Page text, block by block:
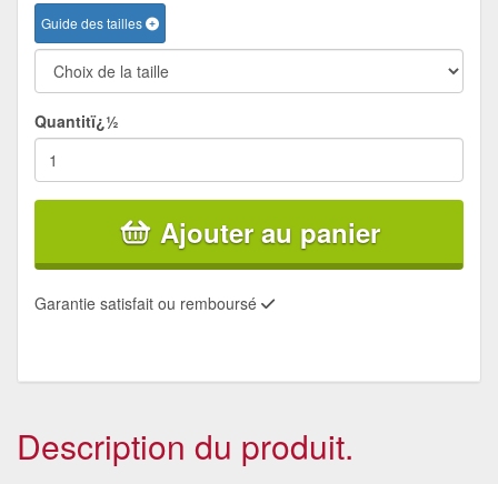
Guide des tailles
Quantitï¿½
Ajouter au panier
Garantie satisfait ou remboursé
Description du produit.